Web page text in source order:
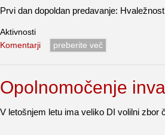
Prvi dan dopoldan predavanje:
Aktivnosti
Komentarji
preberite več
Opolnomočenje
V letošnjem letu ima veliko DI volilni zbor